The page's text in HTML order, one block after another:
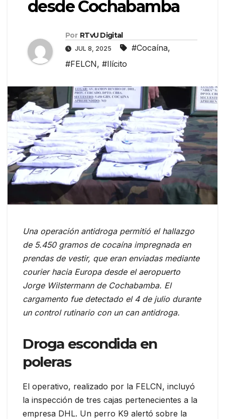
desde Cochabamba
Por RTvU Digital
JUL 8, 2025 #Cocaína,
#FELCN, #Ilícito
Una operación antidroga permitió el hallazgo
de 5.450 gramos de cocaína impregnada en
prendas de vestir, que eran enviadas mediante
courier hacia Europa desde el aeropuerto
Jorge Wilstermann de Cochabamba. El
cargamento fue detectado el 4 de julio durante
un control rutinario con un can antidroga.
Droga escondida en
poleras
El operativo, realizado por la FELCN, incluyó
la inspección de tres cajas pertenecientes a la
empresa DHL. Un perro K9 alertó sobre la